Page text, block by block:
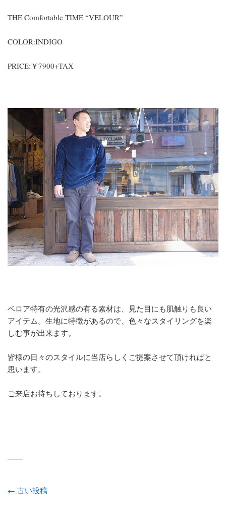
THE Comfortable TIME “VELOUR”
COLOR:INDIGO
PRICE:￥7900+TAX
ベロア特有の光沢感の有る素材は、見た目にも肌触りも良い
アイテム。生地に特徴があるので、色々なスタイリングを楽
しむ事が出来ます。
皆様の日々のスタイルに当店らしくご提案させて頂ければと
思います。
ご来店お待ちしております。
投稿ナビゲーション
← 古い投稿